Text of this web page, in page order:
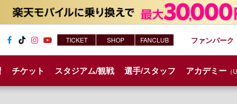
am e
チケット スタジアム/観戦 選手/スタッフ アカデミー（
ファンパーク
TICKET SHOP FANCLUB